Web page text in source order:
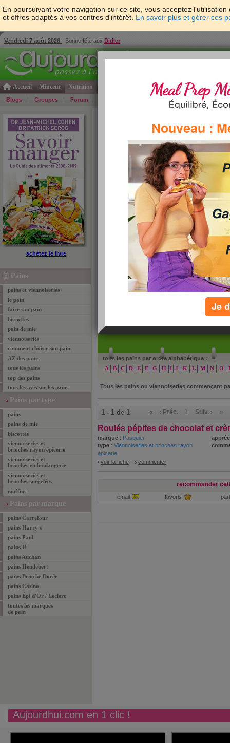
En poursuivant votre navigation sur ce site, vous acceptez
et offres adaptés à vos centres d'intérêt. En savoir plus et gérer ces
Vendredi 7 août 2026 - Bonne fête aux Didier
Accueil Minceur Nutrition Psycho & tests Forme & santé
Blogs Groupes Forum Bons Plans
achetez le livre
Pains
pains et viennoiseries
le pain
faire son pain
biscottes
pain de mie
viennoiseries
comment choisir son pain
AZ des pains
tous les pains
top des pains
tous les avis sur les pains
Pains par type
pains
pains de mie
biscottes
viennoiseries et
brioches rayon épicerie
viennoiseries et
brioches en boulangerie
viennoiseries et
brioches surgelées
muffins
Pains par marque
pains Carrefour
pains Harry's
pains Paul
pains U
pains Auchan
pains Heudebert
pains Brioche Dorée
pains Casino
pains Épi d'Or / Leclerc
toutes les marques
de pain
pains et viennoiseries de A à Z
Retrouvez tous les pains et viennoiseries classés
encore plus facilement. Cliquez sur une des
»
tous les pains par ordre alphabétique :
A
B C D E F G H I J K L M N O
Tous les pains ou viennoiseries commençant
1 - 1 de 1 « ‹ Préc. 1 Suiv. › »
Roulés pépites de chocolat et
marque : Pasquier
type : Viennoiseries et brioches rayon
épicerie
voir la fiche commenter
recommander
email favoris
Aujourdhui.com en 1 clic !
Nouveau :
Je